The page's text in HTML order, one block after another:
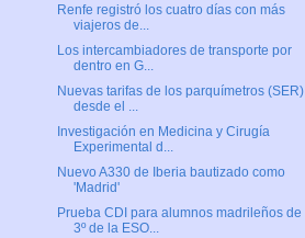
Renfe registró los cuatro días con más
viajeros de...
Los intercambiadores de transporte por
dentro en G...
Nuevas tarifas de los parquímetros (SER)
desde el ...
Investigación en Medicina y Cirugía
Experimental d...
Nuevo A330 de Iberia bautizado como
'Madrid'
Prueba CDI para alumnos madrileños de
3º de la ESO...